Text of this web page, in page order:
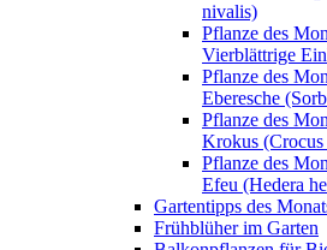
nivalis)
Pflanze des
Vierblättrige
Pflanze des
Eberesche
Pflanze des
Krokus (Crocus
Pflanze des
Efeu (Hedera
Gartentipps des
Frühblüher im Garten